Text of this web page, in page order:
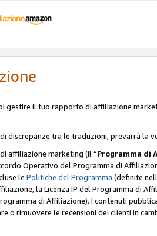
gestire il tuo rapporto di affiliazione
di discrepanze tra le traduzioni, prevarrà la
affiliazione marketing (il “Programma di
Operativo del Programma di
le Politiche del Programma (definite
la Licenza IP del Programma di
di Affiliazione). I contenuti
rimuovere le recensioni dei clienti in